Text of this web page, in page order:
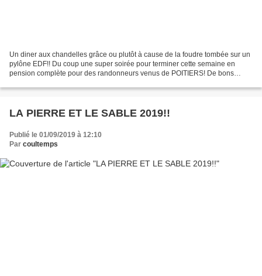
Un diner aux chandelles grâce ou plutôt à cause de la foudre tombée sur un
pylône EDF!! Du coup une super soirée pour terminer cette semaine en
pension complète pour des randonneurs venus de POITIERS! De bons
LA PIERRE ET LE SABLE 2019!!
Publié le 01/09/2019 à 12:10
Par coultemps